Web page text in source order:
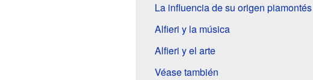
La influencia de su origen piamontés
Alfieri y la música
Alfieri y el arte
Véase también